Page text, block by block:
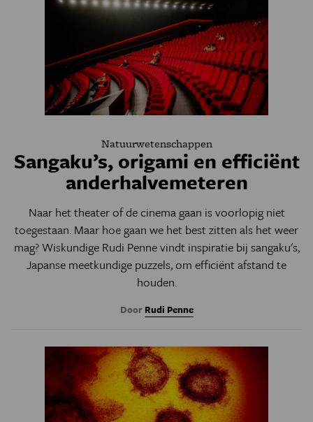
Natuurwetenschappen
Sangaku’s, origami en efficiënt
anderhalvemeteren
Naar het theater of de cinema gaan is voorlopig niet
toegestaan. Maar hoe gaan we het best zitten als het weer
mag? Wiskundige Rudi Penne vindt inspiratie bij sangaku's,
Japanse meetkundige puzzels, om efficiënt afstand te
houden.
Door Rudi Penne